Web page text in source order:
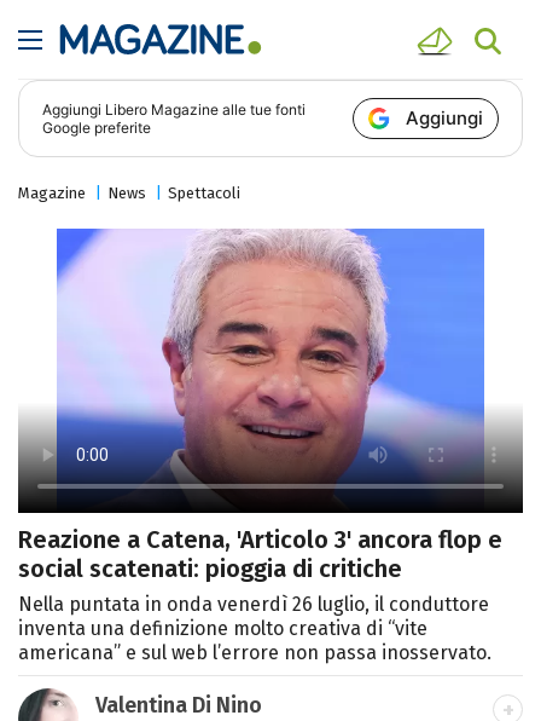
Aggiungi Libero Magazine alle tue fonti
Google preferite
Aggiungi
Magazine News Spettacoli
Reazione a Catena, 'Articolo 3' ancora flop e
social scatenati: pioggia di critiche
Nella puntata in onda venerdì 26 luglio, il conduttore
inventa una definizione molto creativa di “vite
americana” e sul web l’errore non passa inosservato.
Valentina Di Nino